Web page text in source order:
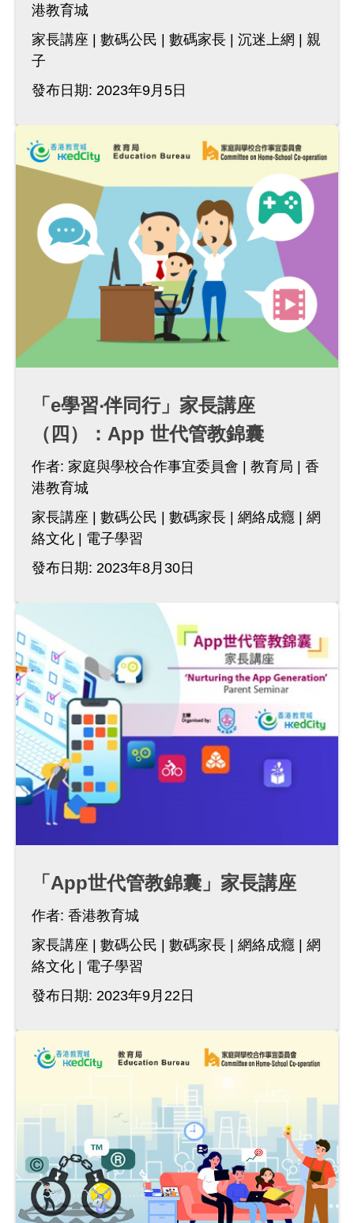
港教育城
家長講座
數碼公民 數碼家長 沉迷上網
親
子
發布日期: 2023年9月5日
「e學習‧伴同行」家長講座
（四）：App 世代管教錦囊
作者: 家庭與學校合作事宜委員會 教育局
香
港教育城
家長講座
數碼公民 數碼家長 網絡成癮
網
絡文化
電子學習
發布日期: 2023年8月30日
「App世代管教錦囊」家長講座
作者: 香港教育城
家長講座
數碼公民 數碼家長 網絡成癮
網
絡文化
電子學習
發布日期: 2023年9月22日